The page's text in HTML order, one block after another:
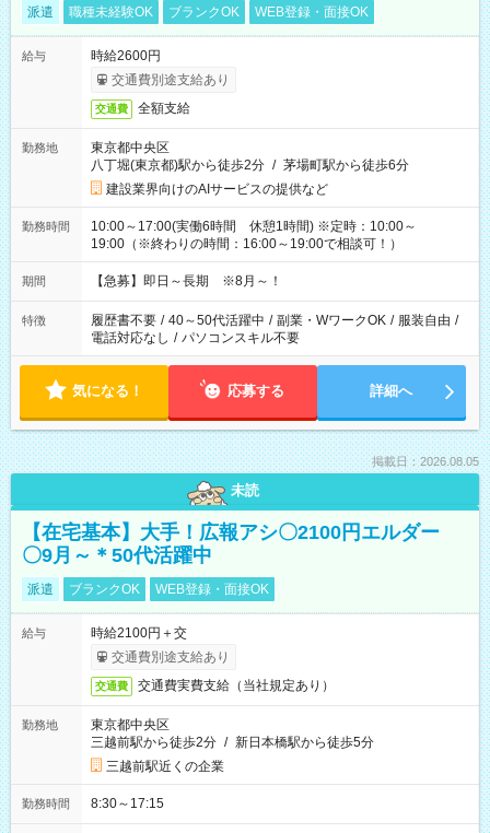
派遣 職種未経験OK ブランクOK WEB登録・面接OK
給与
時給2600円
交通費別途支給あり
交通費 全額支給
勤務地
東京都中央区
八丁堀(東京都)駅から徒歩2分 / 茅場町駅から徒歩6分
建設業界向けのAIサービスの提供など
勤務時間
10:00～17:00(実働6時間 休憩1時間) ※定時：10:00～
19:00（※終わりの時間：16:00～19:00で相談可！）
期間 【急募】即日～長期 ※8月～！
特徴 履歴書不要 / 40～50代活躍中 / 副業・WワークOK / 服装自由 /
電話対応なし / パソコンスキル不要
気になる！ 応募する 詳細へ
掲載日：2026.08.05
未読
【在宅基本】大手！広報アシ〇2100円エルダー
〇9月～＊50代活躍中
派遣 ブランクOK WEB登録・面接OK
給与
時給2100円＋交
交通費別途支給あり
交通費 交通費実費支給（当社規定あり）
勤務地
東京都中央区
三越前駅から徒歩2分 / 新日本橋駅から徒歩5分
三越前駅近くの企業
勤務時間 8:30～17:15